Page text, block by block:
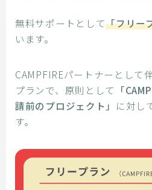
無料サポートとして「フリー
います。
CAMPFIREパートナーとして
プランで、原則として 「
請前のプロジェクト」 に対し
す。